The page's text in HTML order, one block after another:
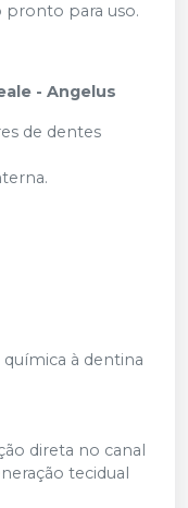
para uso.
- Angelus
de dentes
química à dentina
direta no canal
tecidual